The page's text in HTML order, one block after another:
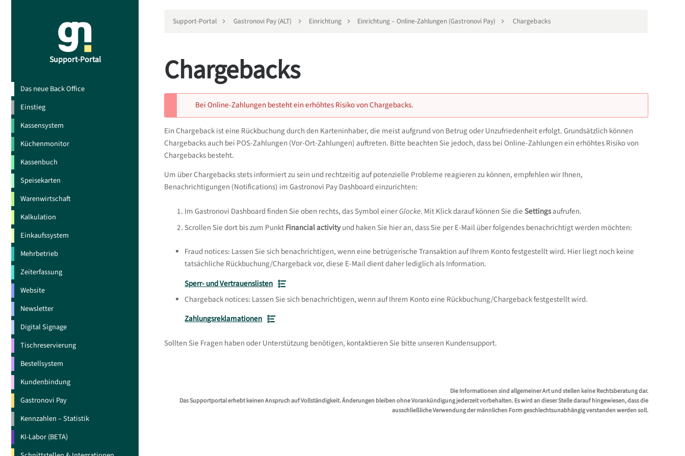
Support-Portal
Das neue Back Office
Einstieg
Kassensystem
Küchenmonitor
Kassenbuch
Speisekarten
Warenwirtschaft
Kalkulation
Einkaufssystem
Mehrbetrieb
Zeiterfassung
Website
Newsletter
Digital Signage
Tischreservierung
Bestellsystem
Kundenbindung
Gastronovi Pay
Kennzahlen – Statistik
KI-Labor (BETA)
Support-Portal Gastronovi Pay (ALT) Einrichtung Einrichtung – Online-Zahlungen (Gastronovi Pay) Chargebacks
Chargebacks
Bei Online-Zahlungen besteht ein erhöhtes Risiko von Chargebacks.
Ein Chargeback ist eine Rückbuchung durch den Karteninhaber, die meist aufgrund von Betrug oder Unzufriedenheit erfolgt. Grundsätzlich können
Chargebacks auch bei POS-Zahlungen (Vor-Ort-Zahlungen) auftreten. Bitte beachten Sie jedoch, dass bei Online-Zahlungen ein erhöhtes Risiko von
Chargebacks besteht.
Um über Chargebacks stets informiert zu sein und rechtzeitig auf potenzielle Probleme reagieren zu können, empfehlen wir Ihnen,
Benachrichtigungen (Notifications) im Gastronovi Pay Dashboard einzurichten:
Im Gastronovi Dashboard finden Sie oben rechts, das Symbol einerGlocke. Mit Klick darauf können Sie dieSettingsaufrufen.
Scrollen Sie dort bis zum PunktFinancial activityund haken Sie hier an, dass Sie per E-Mail über folgendes benachrichtigt werden möchten:
Fraud notices: Lassen Sie sich benachrichtigen, wenn eine betrügerische Transaktion auf Ihrem Konto festgestellt wird. Hier liegt noch keine
tatsächliche Rückbuchung/Chargeback vor, diese E-Mail dient daher lediglich als Information.
Sperr- und Vertrauenslisten
Chargeback notices: Lassen Sie sich benachrichtigen, wenn auf Ihrem Konto eine Rückbuchung/Chargeback festgestellt wird.
Zahlungsreklamationen
Sollten Sie Fragen haben oder Unterstützung benötigen, kontaktieren Sie bitte unseren Kundensupport.
Die Informationen sind allgemeiner Art und stellen keine Rechtsberatung dar.
Das Supportportal erhebt keinen Anspruch auf Vollständigkeit. Änderungen bleiben ohne Vorankündigung jederzeit vorbehalten. Es wird an dieser Stelle darauf hingewiesen, dass die
ausschließliche Verwendung der männlichen Form geschlechtsunabhängig verstanden werden soll.